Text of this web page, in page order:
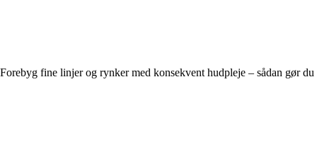
Forebyg fine linjer og rynker med konsekvent hudpleje – sådan gør du